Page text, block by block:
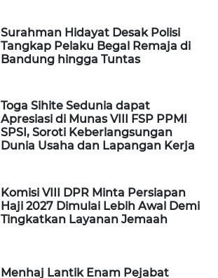
Surahman Hidayat Desak Polisi
Tangkap Pelaku Begal Remaja di
Bandung hingga Tuntas
Toga Sihite Sedunia dapat
Apresiasi di Munas VIII FSP PPMI
SPSI, Soroti Keberlangsungan
Dunia Usaha dan Lapangan Kerja
Komisi VIII DPR Minta Persiapan
Haji 2027 Dimulai Lebih Awal Demi
Tingkatkan Layanan Jemaah
Menhaj Lantik Enam Pejabat